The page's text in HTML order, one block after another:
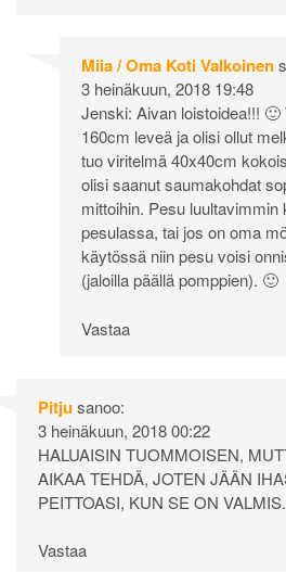
Miia / Oma Koti Valkoinen
3 heinäkuun, 2018 19:48
Jenski: Aivan loistoidea!!!
160cm leveä ja olisi ollut
tuo viritelmä 40x40cm
olisi saanut saumakohdat
mittoihin. Pesu luultavimmin
pesulassa, tai jos on oma
käytössä niin pesu voisi
(jaloilla päällä pomppien). 🙂
Vastaa
Pitjusanoo:
3 heinäkuun, 2018 00:22
HALUAISIN TUOMMOISEN,
AIKAA TEHDÄ, JOTEN JÄÄN
PEITTOASI, KUN SE ON VALMIS.
Vastaa